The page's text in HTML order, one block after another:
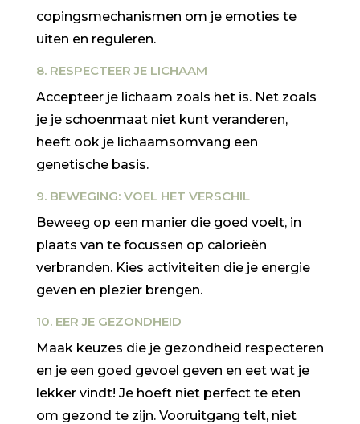
copingsmechanismen om je emoties te
uiten en reguleren.
8. RESPECTEER JE LICHAAM
Accepteer je lichaam zoals het is. Net zoals
je je schoenmaat niet kunt veranderen,
heeft ook je lichaamsomvang een
genetische basis.
9. BEWEGING: VOEL HET VERSCHIL
Beweeg op een manier die goed voelt, in
plaats van te focussen op calorieën
verbranden. Kies activiteiten die je energie
geven en plezier brengen.
10. EER JE GEZONDHEID
Maak keuzes die je gezondheid respecteren
en je een goed gevoel geven en eet wat je
lekker vindt! Je hoeft niet perfect te eten
om gezond te zijn. Vooruitgang telt, niet